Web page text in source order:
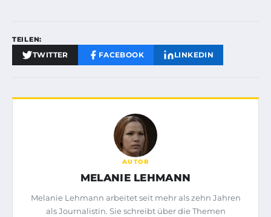
TEILEN:
TWITTER FACEBOOK LINKEDIN
AUTOR
MELANIE LEHMANN
Melanie Lehmann arbeitet seit mehr als zehn Jahren
als Journalistin. Sie schreibt über die Themen